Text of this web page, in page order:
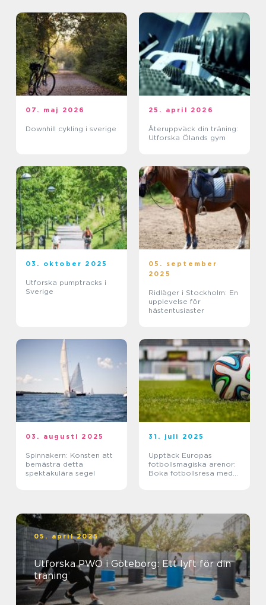
07. maj 2026
Downhill cykling i sverige
25. april 2026
Återuppväck din träning:
Utforska Ölands gym
03. oktober 2025
Utforska pumptracks i
Sverige
05. september
2025
Ridläger i Stockholm: En
upplevelse för
hästentusiaster
03. augusti 2025
Spinnakern: Konsten att
bemästra detta
spektakulära segel
31. juli 2025
Upptäck Europas
fotbollsmagiska arenor:
Boka fotbollsresa med
05. april 2025
Utforska PWO i Göteborg: Ett lyft för din
träning